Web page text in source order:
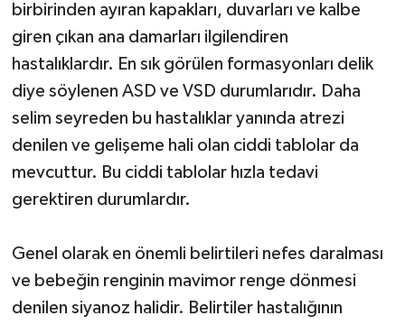
birbirinden ayıran kapakları, duvarları ve kalbe
giren çıkan ana damarları ilgilendiren
hastalıklardır. En sık görülen formasyonları delik
diye söylenen ASD ve VSD durumlarıdır. Daha
selim seyreden bu hastalıklar yanında atrezi
denilen ve gelişeme hali olan ciddi tablolar da
mevcuttur. Bu ciddi tablolar hızla tedavi
gerektiren durumlardır.
Genel olarak en önemli belirtileri nefes daralması
ve bebeğin renginin mavimor renge dönmesi
denilen siyanoz halidir. Belirtiler hastalığının